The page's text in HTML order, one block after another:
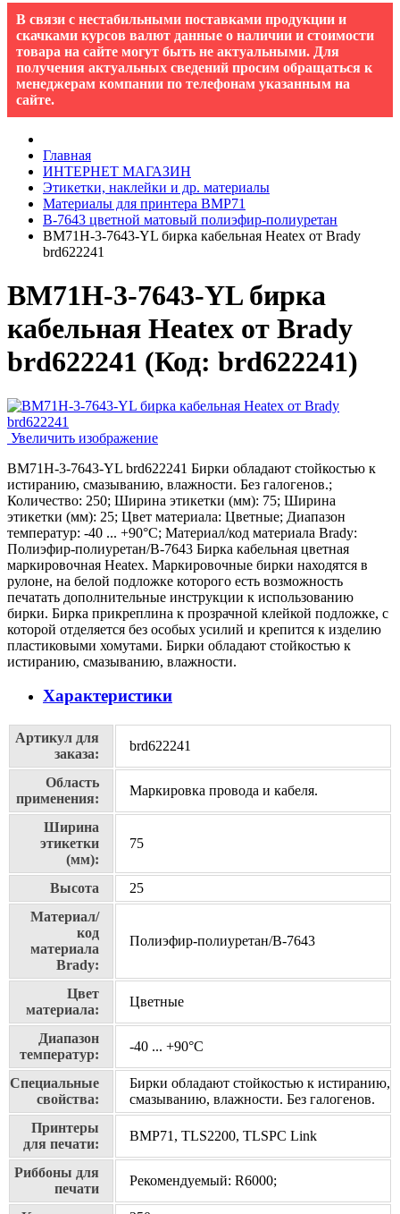
В связи с нестабильными поставками продукции и
скачками курсов валют данные о наличии и стоимости
товара на сайте могут быть не актуальными. Для
получения актуальных сведений просим обращаться к
менеджерам компании по телефонам указанным на
сайте.
Главная
ИНТЕРНЕТ МАГАЗИН
Этикетки, наклейки и др. материалы
Материалы для принтера BMP71
B-7643 цветной матовый полиэфир-полиуретан
BM71H-3-7643-YL бирка кабельная Heatex от Brady
brd622241
BM71H-3-7643-YL бирка
кабельная Heatex от Brady
brd622241 (Код: brd622241)
Увеличить изображение
BM71H-3-7643-YL brd622241 Бирки обладают стойкостью к
истиранию, смазыванию, влажности. Без галогенов.;
Количество: 250; Ширина этикетки (мм): 75; Ширина
этикетки (мм): 25; Цвет материала: Цветные; Диапазон
температур: -40 ... +90°С; Материал/код материала Brady:
Полиэфир-полиуретан/В-7643 Бирка кабельная цветная
маркировочная Heatex. Маркировочные бирки находятся в
рулоне, на белой подложке которого есть возможность
печатать дополнительные инструкции к использованию
бирки. Бирка прикреплина к прозрачной клейкой подложке, с
которой отделяется без особых усилий и крепится к изделию
пластиковыми хомутами. Бирки обладают стойкостью к
истиранию, смазыванию, влажности.
Характеристики
Артикул для
заказа:
brd622241
Область
применения:
Маркировка провода и кабеля.
Ширина
этикетки
(мм):
75
Высота
25
Материал/
код
материала
Brady:
Полиэфир-полиуретан/В-7643
Цвет
материала:
Цветные
Диапазон
температур:
-40 ... +90°С
Специальные
свойства:
Бирки обладают стойкостью к истиранию,
смазыванию, влажности. Без галогенов.
Принтеры
для печати:
BMP71, TLS2200, TLSPC Link
Риббоны для
печати
Рекомендуемый: R6000;